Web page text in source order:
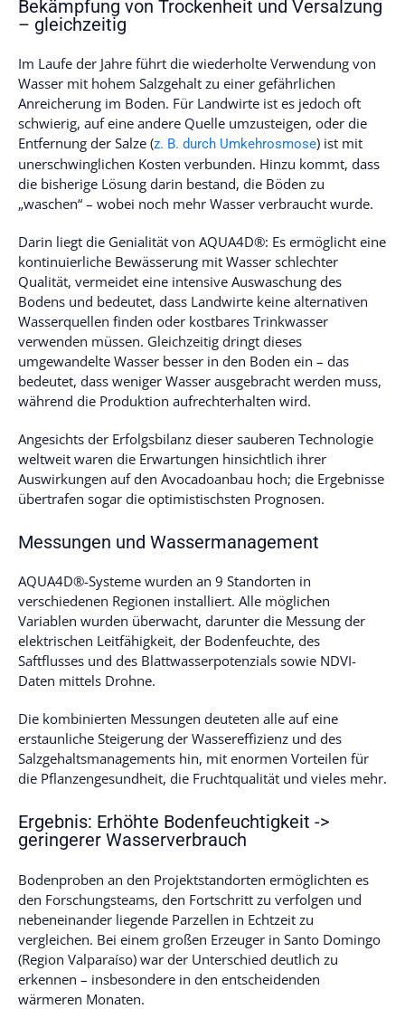
Bekämpfung von Trockenheit und Versalzung
– gleichzeitig
Im Laufe der Jahre führt die wiederholte Verwendung von
Wasser mit hohem Salzgehalt zu einer gefährlichen
Anreicherung im Boden. Für Landwirte ist es jedoch oft
schwierig, auf eine andere Quelle umzusteigen, oder die
Entfernung der Salze (z. B. durch Umkehrosmose) ist mit
unerschwinglichen Kosten verbunden. Hinzu kommt, dass
die bisherige Lösung darin bestand, die Böden zu
„waschen“ – wobei noch mehr Wasser verbraucht wurde.
Darin liegt die Genialität von AQUA4D®: Es ermöglicht eine
kontinuierliche Bewässerung mit Wasser schlechter
Qualität, vermeidet eine intensive Auswaschung des
Bodens und bedeutet, dass Landwirte keine alternativen
Wasserquellen finden oder kostbares Trinkwasser
verwenden müssen. Gleichzeitig dringt dieses
umgewandelte Wasser besser in den Boden ein – das
bedeutet, dass weniger Wasser ausgebracht werden muss,
während die Produktion aufrechterhalten wird.
Angesichts der Erfolgsbilanz dieser sauberen Technologie
weltweit waren die Erwartungen hinsichtlich ihrer
Auswirkungen auf den Avocadoanbau hoch; die Ergebnisse
übertrafen sogar die optimistischsten Prognosen.
Messungen und Wassermanagement
AQUA4D®-Systeme wurden an 9 Standorten in
verschiedenen Regionen installiert. Alle möglichen
Variablen wurden überwacht, darunter die Messung der
elektrischen Leitfähigkeit, der Bodenfeuchte, des
Saftflusses und des Blattwasserpotenzials sowie NDVI-
Daten mittels Drohne.
Die kombinierten Messungen deuteten alle auf eine
erstaunliche Steigerung der Wassereffizienz und des
Salzgehaltsmanagements hin, mit enormen Vorteilen für
die Pflanzengesundheit, die Fruchtqualität und vieles mehr.
Ergebnis: Erhöhte Bodenfeuchtigkeit ->
geringerer Wasserverbrauch
Bodenproben an den Projektstandorten ermöglichten es
den Forschungsteams, den Fortschritt zu verfolgen und
nebeneinander liegende Parzellen in Echtzeit zu
vergleichen. Bei einem großen Erzeuger in Santo Domingo
(Region Valparaíso) war der Unterschied deutlich zu
erkennen – insbesondere in den entscheidenden
wärmeren Monaten.